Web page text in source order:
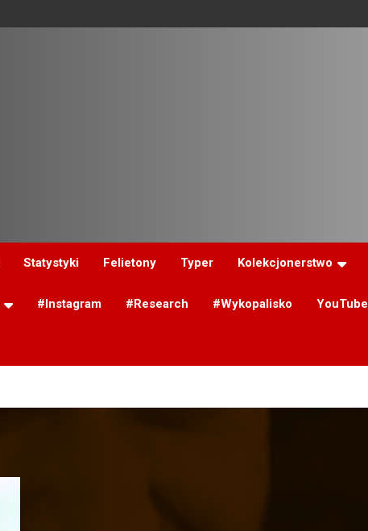
Statystyki Felietony Typer Kolekcjonerstwo
#Instagram #Research #Wykopalisko YouTube